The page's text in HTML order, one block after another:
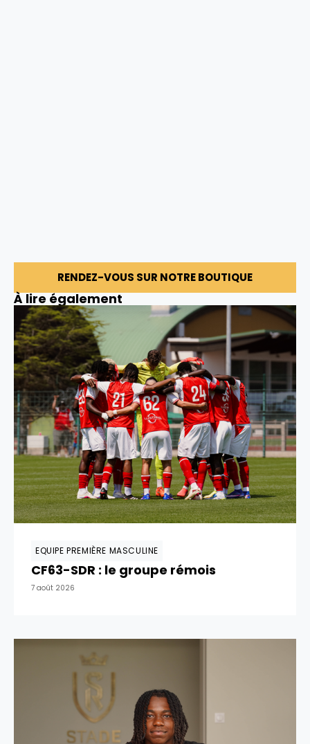
RENDEZ-VOUS SUR NOTRE BOUTIQUE
À lire également
EQUIPE PREMIÈRE MASCULINE
CF63-SDR : le groupe rémois
7 août 2026